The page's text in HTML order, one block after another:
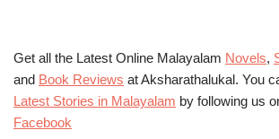
Get all the Latest Online Malayalam Novels,
and Book Reviews at Aksharathalukal. You
Latest Stories in Malayalam by following us
Facebook